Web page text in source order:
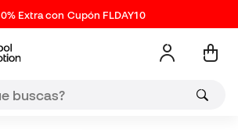
Extra con Cupón FLDAY10